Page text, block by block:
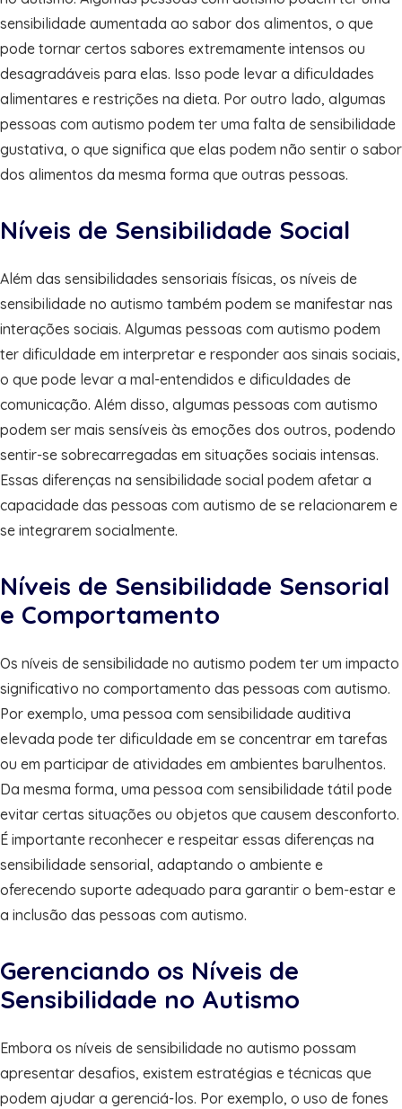
sensibilidade aumentada ao sabor dos alimentos, o que
pode tornar certos sabores extremamente intensos ou
desagradáveis para elas. Isso pode levar a dificuldades
alimentares e restrições na dieta. Por outro lado, algumas
pessoas com autismo podem ter uma falta de sensibilidade
gustativa, o que significa que elas podem não sentir o sabor
dos alimentos da mesma forma que outras pessoas.
Níveis de Sensibilidade Social
Além das sensibilidades sensoriais físicas, os níveis de
sensibilidade no autismo também podem se manifestar nas
interações sociais. Algumas pessoas com autismo podem
ter dificuldade em interpretar e responder aos sinais sociais,
o que pode levar a mal-entendidos e dificuldades de
comunicação. Além disso, algumas pessoas com autismo
podem ser mais sensíveis às emoções dos outros, podendo
sentir-se sobrecarregadas em situações sociais intensas.
Essas diferenças na sensibilidade social podem afetar a
capacidade das pessoas com autismo de se relacionarem e
se integrarem socialmente.
Níveis de Sensibilidade Sensorial
e Comportamento
Os níveis de sensibilidade no autismo podem ter um impacto
significativo no comportamento das pessoas com autismo.
Por exemplo, uma pessoa com sensibilidade auditiva
elevada pode ter dificuldade em se concentrar em tarefas
ou em participar de atividades em ambientes barulhentos.
Da mesma forma, uma pessoa com sensibilidade tátil pode
evitar certas situações ou objetos que causem desconforto.
É importante reconhecer e respeitar essas diferenças na
sensibilidade sensorial, adaptando o ambiente e
oferecendo suporte adequado para garantir o bem-estar e
a inclusão das pessoas com autismo.
Gerenciando os Níveis de
Sensibilidade no Autismo
Embora os níveis de sensibilidade no autismo possam
apresentar desafios, existem estratégias e técnicas que
podem ajudar a gerenciá-los. Por exemplo, o uso de fones